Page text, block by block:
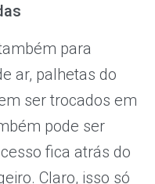
para
ar, palhetas do
ser trocados em
pode ser
fica atrás do
Claro, isso só